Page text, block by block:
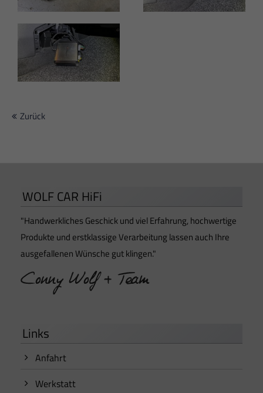
Zurück
WOLF CAR HiFi
"Handwerkliches Geschick und viel Erfahrung, hochwertige
Produkte und erstklassige Verarbeitung lassen auch Ihre
ausgefallenen Wünsche gut klingen."
Links
Anfahrt
Werkstatt